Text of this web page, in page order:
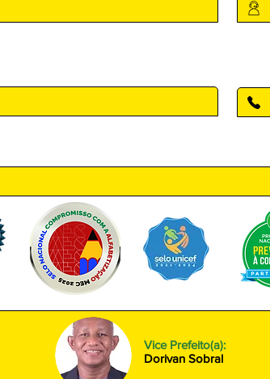
Vice Prefeito(a):
Dorivan Sobral